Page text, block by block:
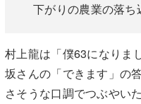
下がりの農業の落ち
村上龍は「僕63になりま
坂さんの「できます」の
さそうな口調でつぶやい